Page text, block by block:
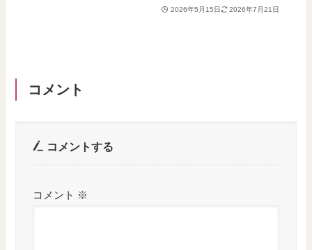
2026年5月15日 2026年7月21日
コメント
コメントする
コメント ※